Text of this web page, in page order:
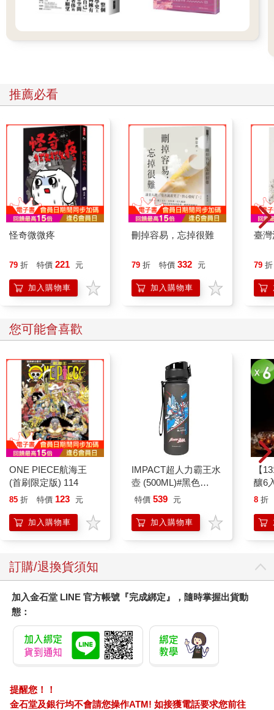
推薦必看
怪奇微微疼
79 折 特價 221 元
加入購物車
刪掉容易，忘掉很難
79 折 特價 332 元
加入購物車
臺
79 折
您可能會喜歡
ONE PIECE航海王
(首刷限定版) 114
85 折 特價 123 元
加入購物車
IMPACT超人力霸王水
壺 (500ML)#黑色
IMUTB01BK
特價 539 元
加入購物車
【
釀6
8 折
訂購/退換貨須知
加入金石堂 LINE 官方帳號『完成綁定』，隨時掌握出貨動
態：
提醒您！！
金石堂及銀行均不會請您操作ATM! 如接獲電話要求您前往